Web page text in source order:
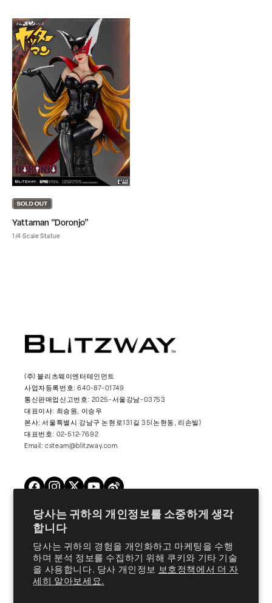
당사는 귀하의 개인정보를 소중하게 생각
합니다
당사는 귀하의 경험을 개인화하고 마케팅을 수행
하며 분석 정보를 수집하기 위해 쿠키와 기타 기술
을 사용합니다. 당사 개인정보 보호정책에서 더 자
세히 알아보세요.
Yattaman “Doronjo”
1/4 Scale Statue
(주) 블리츠웨이엔터테인먼트
사업자등록번호: 640-87-01749
통신판매업신고번호: 2025-서울강남-03753
대표이사: 최승원, 이승우
본사: 서울특별시 강남구 논현로131길 35(논현동, 리손빌)
대표번호: 02-512-7692
Email: csteam@blitzway.com
Products
About Us